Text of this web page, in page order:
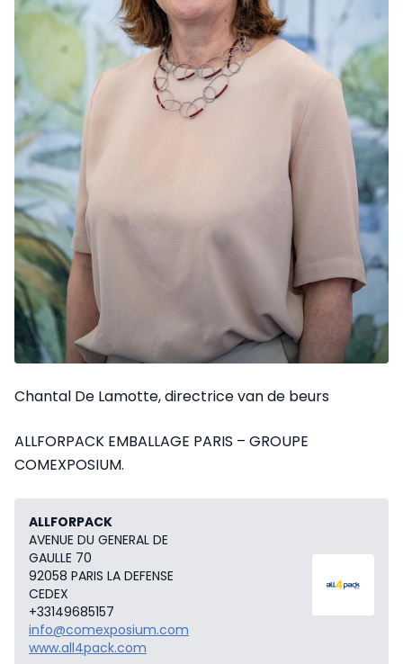
Chantal De Lamotte, directrice van de beurs
ALLFORPACK EMBALLAGE PARIS – GROUPE
COMEXPOSIUM.
ALLFORPACK
AVENUE DU GENERAL DE
GAULLE 70
92058 PARIS LA DEFENSE
CEDEX
+33149685157
info@comexposium.com
www.all4pack.com